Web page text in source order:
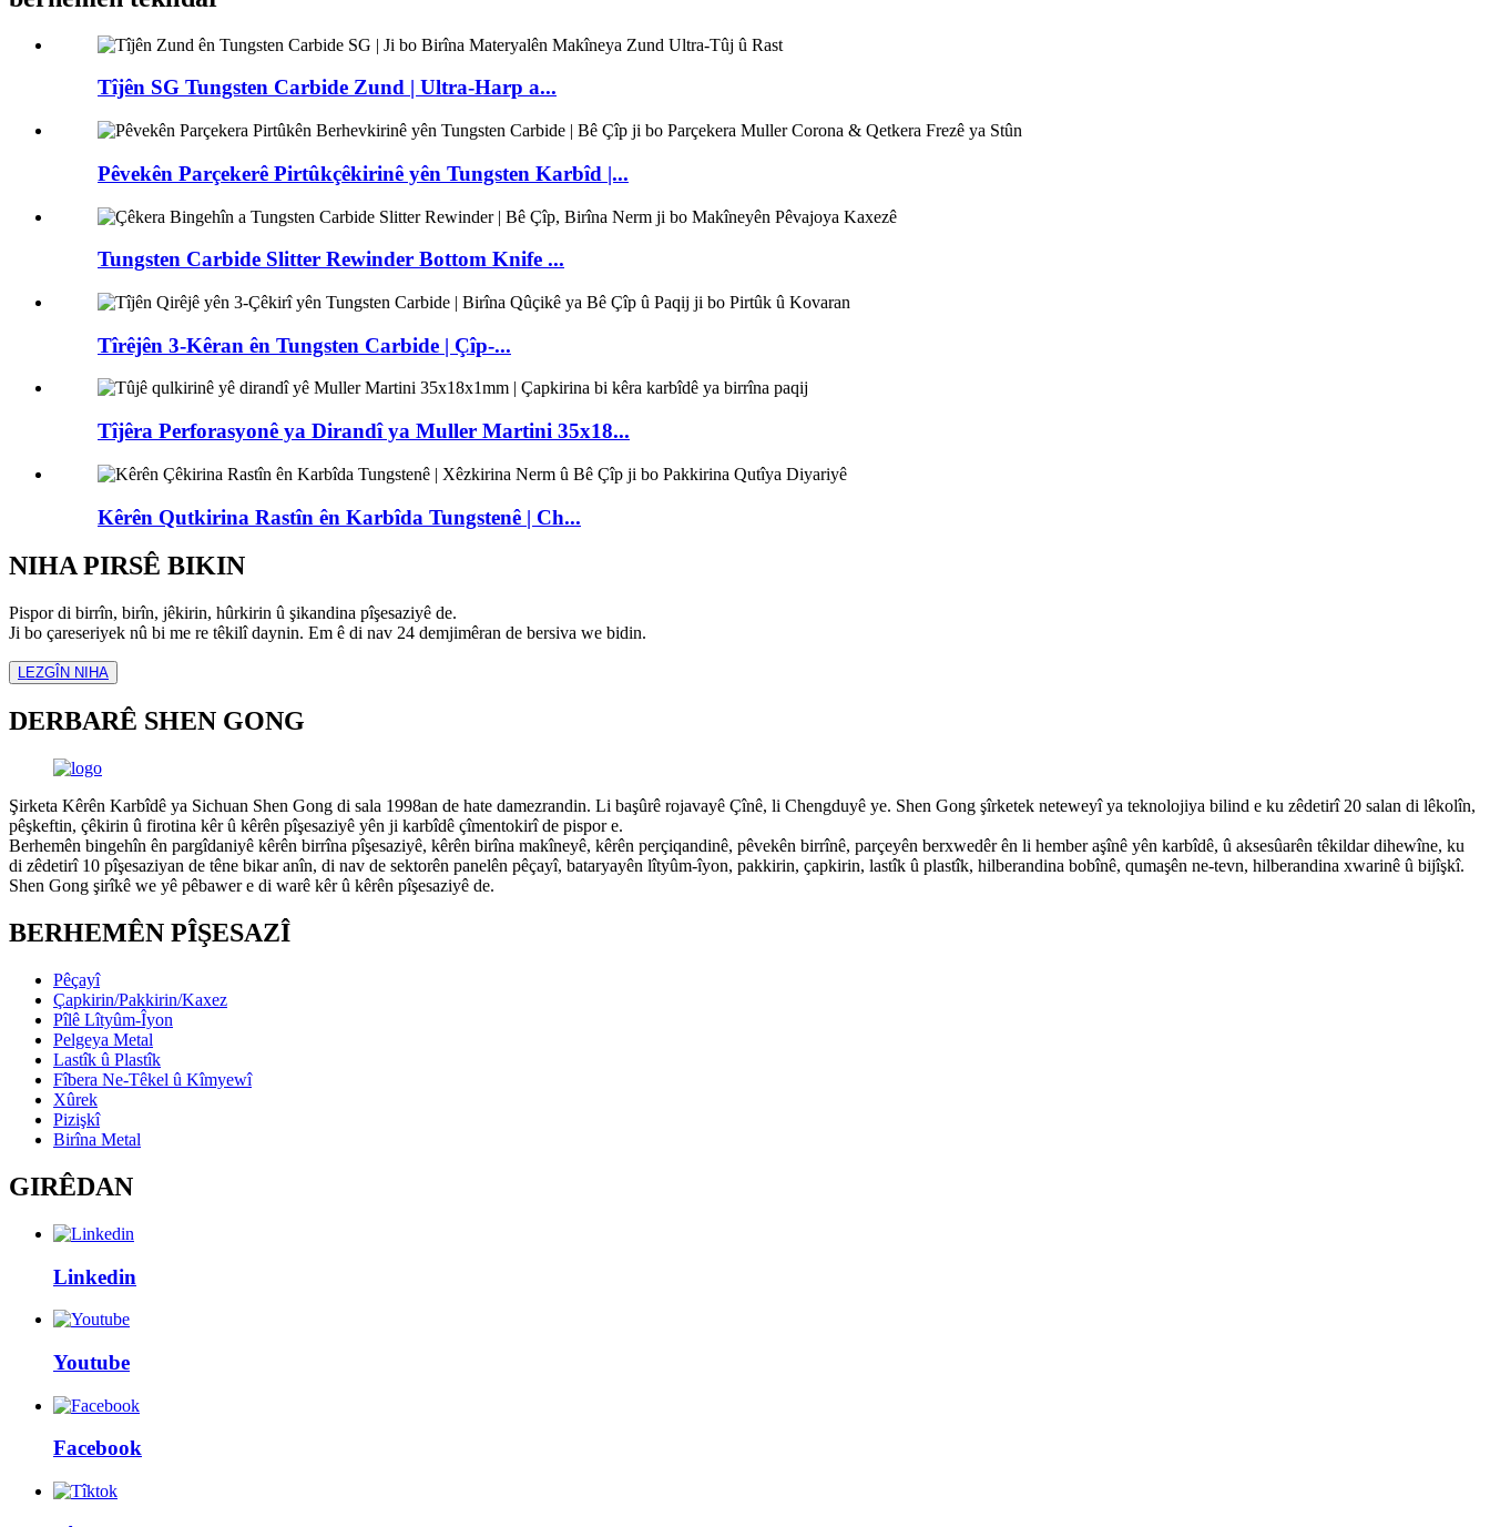
Tîjên SG Tungsten Carbide Zund | Ultra-Harp a...
Pêvekên Parçekerê Pirtûkçêkirinê yên Tungsten Karbîd |...
Tungsten Carbide Slitter Rewinder Bottom Knife ...
Tîrêjên 3-Kêran ên Tungsten Carbide | Çîp-...
Tîjêra Perforasyonê ya Dirandî ya Muller Martini 35x18...
Kêrên Qutkirina Rastîn ên Karbîda Tungstenê | Ch...
NIHA PIRSÊ BIKIN
Pispor di birrîn, birîn, jêkirin, hûrkirin û şikandina pîşesaziyê de.
Ji bo çareseriyek nû bi me re têkilî daynin. Em ê di nav 24 demjimêran de bersiva we bidin.
LEZGÎN NIHA
DERBARÊ SHEN GONG
Şirketa Kêrên Karbîdê ya Sichuan Shen Gong di sala 1998an de hate damezrandin. Li başûrê rojavayê Çînê, li Chengduyê ye. Shen Gong şîrketek neteweyî ya teknolojiya bilind e ku zêdetirî 20 salan di lêkolîn,
pêşkeftin, çêkirin û firotina kêr û kêrên pîşesaziyê yên ji karbîdê çîmentokirî de pispor e.
Berhemên bingehîn ên pargîdaniyê kêrên birrîna pîşesaziyê, kêrên birîna makîneyê, kêrên perçiqandinê, pêvekên birrînê, parçeyên berxwedêr ên li hember aşînê yên karbîdê, û aksesûarên têkildar dihewîne, ku
di zêdetirî 10 pîşesaziyan de têne bikar anîn, di nav de sektorên panelên pêçayî, bataryayên lîtyûm-îyon, pakkirin, çapkirin, lastîk û plastîk, hilberandina bobînê, qumaşên ne-tevn, hilberandina xwarinê û bijîşkî.
Shen Gong şirîkê we yê pêbawer e di warê kêr û kêrên pîşesaziyê de.
BERHEMÊN PÎŞESAZÎ
Pêçayî
Çapkirin/Pakkirin/Kaxez
Pîlê Lîtyûm-Îyon
Pelgeya Metal
Lastîk û Plastîk
Fîbera Ne-Têkel û Kîmyewî
Xûrek
Pizişkî
Birîna Metal
GIRÊDAN
Linkedin
Youtube
Facebook